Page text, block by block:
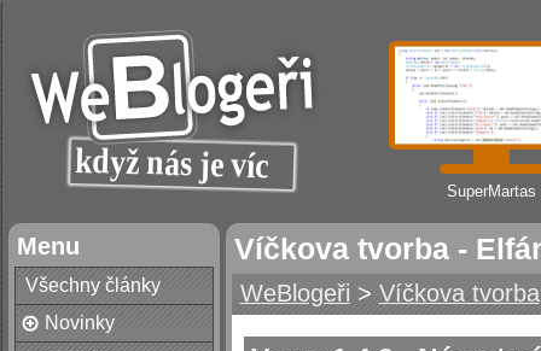
SuperMartas
Menu
Všechny články
Novinky
Víčkova tvorba -
WeBlogeři > Víčkova tvorba